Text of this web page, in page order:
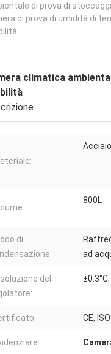
di prova di
di prova di umidità di
climatica
800L
di
ad
del
CE, ISO